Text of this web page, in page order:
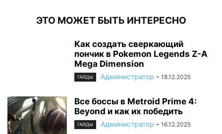
ЭТО МОЖЕТ БЫТЬ ИНТЕРЕСНО
Как создать сверкающий
пончик в Pokemon Legends Z-A
Mega Dimension
ГАЙДЫ Администратор - 18.12.2025
Все боссы в Metroid Prime 4:
Beyond и как их победить
ГАЙДЫ Администратор - 16.12.2025